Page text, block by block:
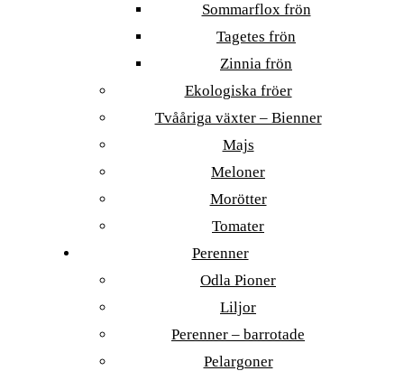
Sommarflox frön
Tagetes frön
Zinnia frön
Ekologiska fröer
Tvååriga växter – Bienner
Majs
Meloner
Morötter
Tomater
Perenner
Odla Pioner
Liljor
Perenner – barrotade
Pelargoner